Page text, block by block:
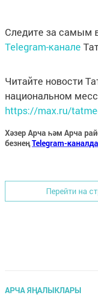
Следите за самым
Telegram-канале
Читайте новости
национальном
https://max.ru/
Хәзер Арча һәм Арча
безнеңTelegram-
Перейти на
АРЧА ЯҢАЛЫКЛАРЫ